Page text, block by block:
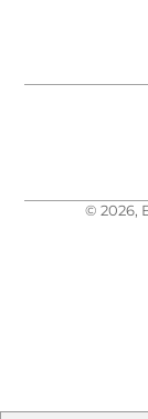
© 2026,